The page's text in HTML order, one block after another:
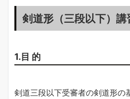
剣道形（三段以下）講
1.目 的
剣道三段以下受審者の剣道形の